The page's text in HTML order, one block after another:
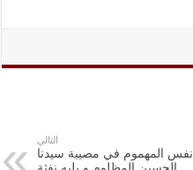
التالي
نفس المهموم في مصيبة سيدنا